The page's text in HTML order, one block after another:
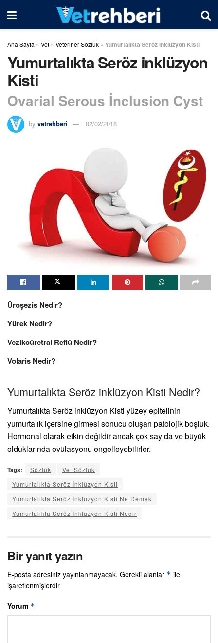
Ana Sayfa » Vet » Veteriner Sözlük » Yumurtalıkta Seröz inklüzyon Kisti
Yumurtalıkta Seröz inklüzyon
Kisti
Ovarial Serous İnclusion Cyst
by vetrehberi 02/02/2018
Üroşezis Nedir?
Yürek Nedir?
Vezikoüretral Reflü Nedir?
Volaris Nedir?
Yumurtalıkta Seröz inklüzyon Kisti Nedir?
Yumurtalıkta Seröz inklüzyon Kisti yüzey epitelinin
yumurtalık içersine girmesi sonucu oluşan patolojik boşluk.
Hormonal olarak etkin değildir ancak çok sayıda ve büyük
olduklarında ovülasyonu engelleyebilirler.
Tags: Sözlük
Vet Sözlük
Yumurtalıkta Seröz İnklüzyon Kisti
Yumurtalıkta Seröz İnklüzyon Kisti Ne Demek
Yumurtalıkta Seröz İnklüzyon Kisti Nedir
Bir yanıt yazın
E-posta adresiniz yayınlanmayacak. Gerekli alanlar * ile
işaretlenmişlerdir
Yorum *